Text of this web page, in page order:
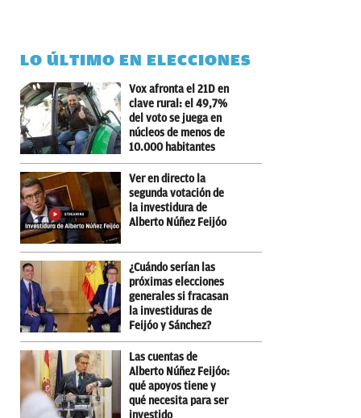
LO ÚLTIMO EN ELECCIONES
Vox afronta el 21D en
clave rural: el 49,7%
del voto se juega en
núcleos de menos de
10.000 habitantes
Ver en directo la
segunda votación de
la investidura de
Alberto Núñez Feijóo
¿Cuándo serían las
próximas elecciones
generales si fracasan
la investiduras de
Feijóo y Sánchez?
Las cuentas de
Alberto Núñez Feijóo:
qué apoyos tiene y
qué necesita para ser
investido